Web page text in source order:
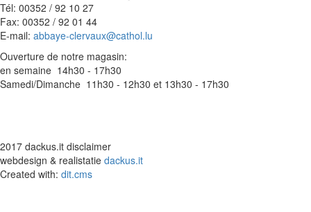
Tél: 00352 / 92 10 27
Fax: 00352 / 92 01 44
E-mail: abbaye-clervaux@cathol.lu
Ouverture de notre magasin:
en semaine 14h30 - 17h30
Samedi/Dimanche 11h30 - 12h30 et 13h30 - 17h30
2017 dackus.it disclaimer
webdesign & realistatie dackus.it
Created with: dit.cms